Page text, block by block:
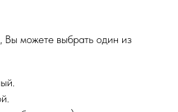
Вы можете выбрать один из